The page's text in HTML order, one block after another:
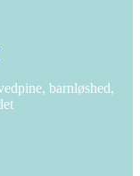
barnløshed,